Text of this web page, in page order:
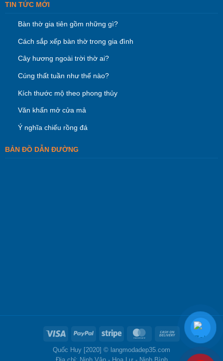
TIN TỨC MỚI
Bàn thờ gia tiên gồm những gì?
Cách sắp xếp bàn thờ trong gia đình
Cây hương ngoài trời thờ ai?
Cúng thất tuần như thế nào?
Kích thước mộ theo phong thủy
Văn khấn mở cửa mả
Ý nghĩa chiếu rồng đá
BẢN ĐỒ DẪN ĐƯỜNG
Quốc Huy [2020] © langmodadep35.com